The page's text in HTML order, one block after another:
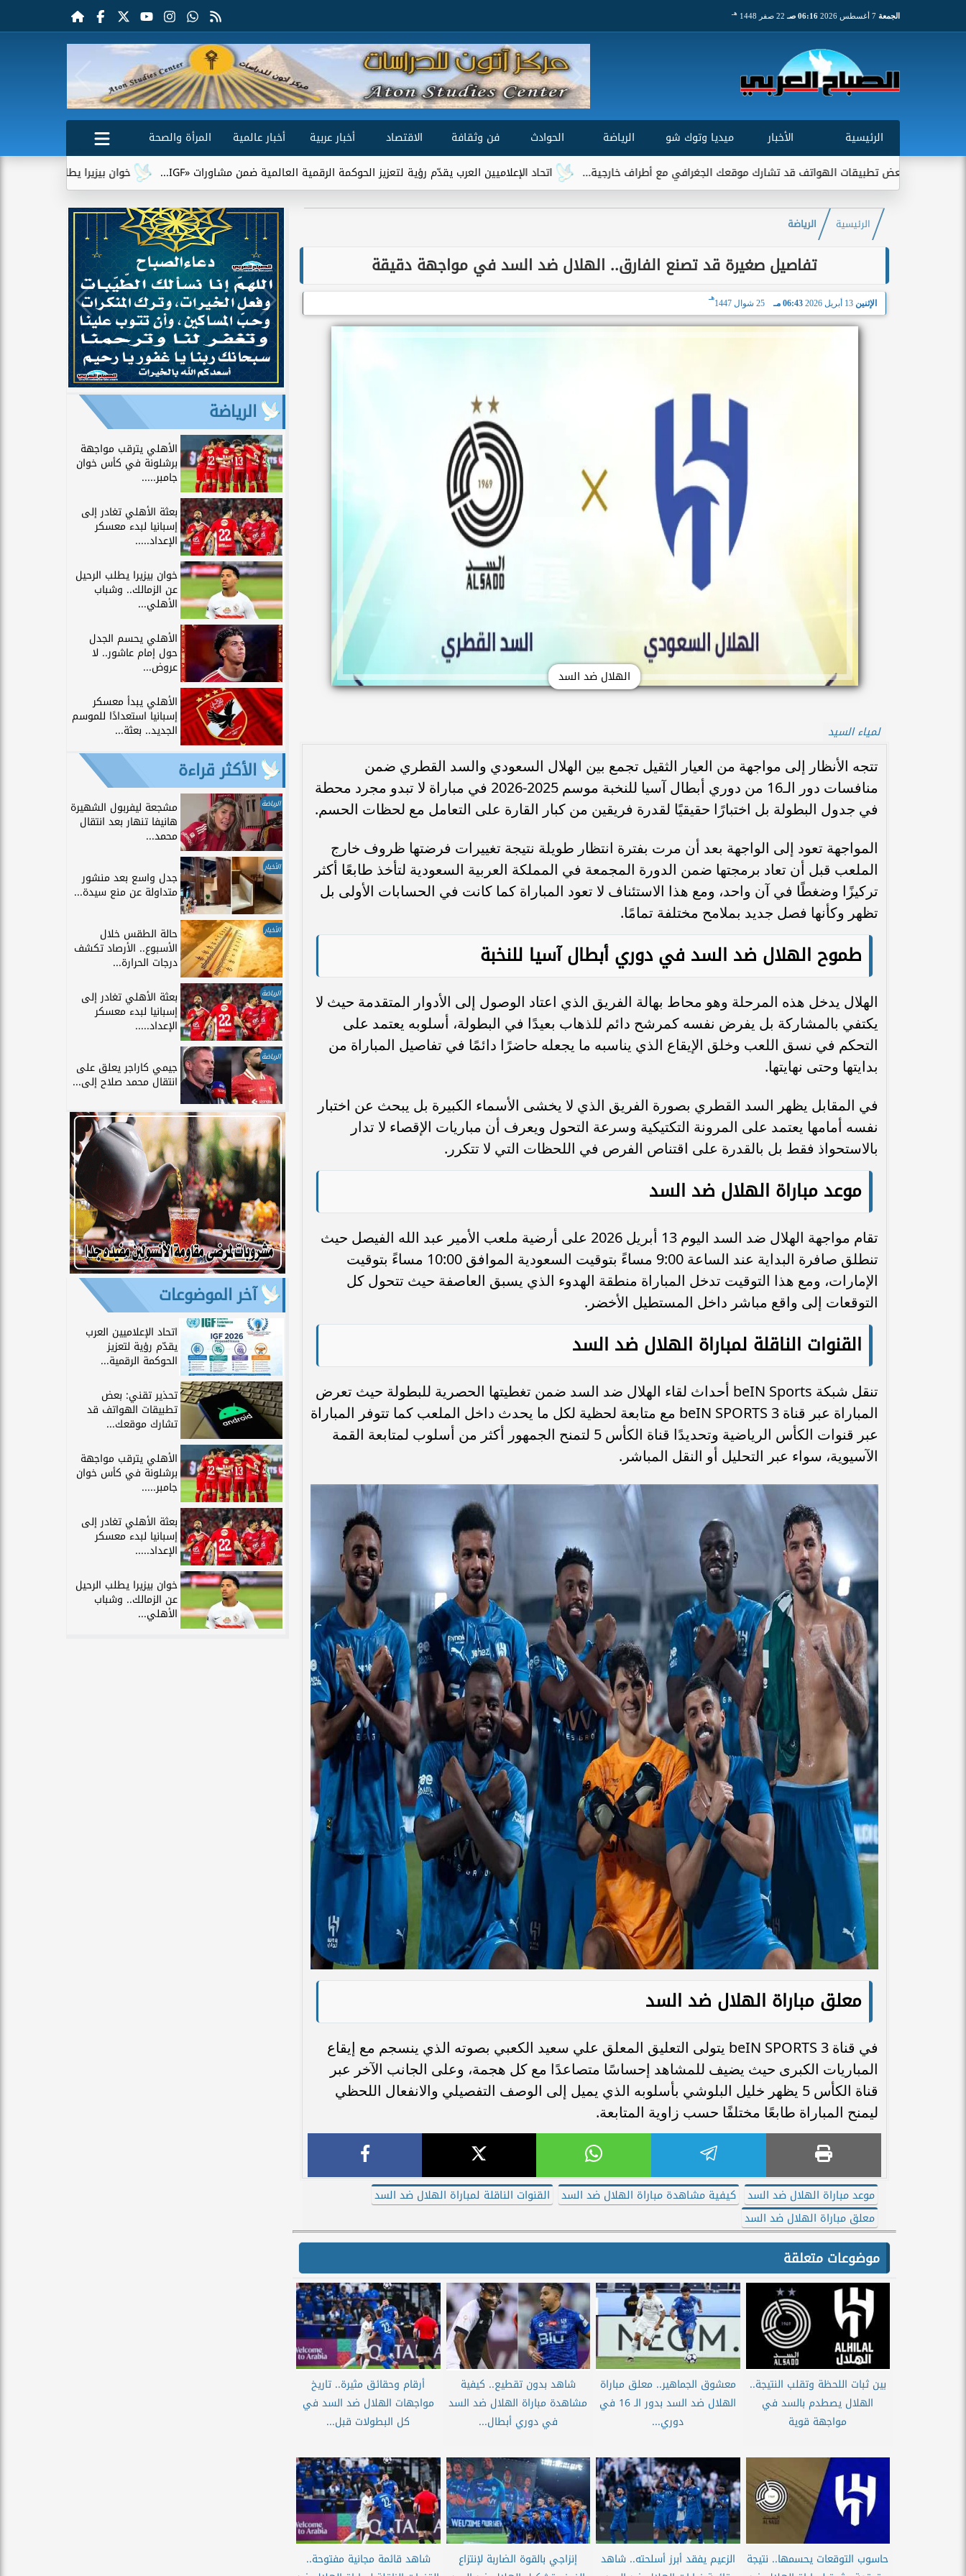
الجمعة 06:16 صـ 22 صفر 1448 هـ
الرئيسية الأخبار ميديا وتوك شو الرياضة الحوادث فن وثقافة الاقتصاد أخبار عربية أخبار عالمية
المرأة والصحة
خوان بيزيرا يطلب الرحيل عن الزمالك.. وشباب
اتحاد الإعلاميين العرب يقدّم رؤية لتعزيز الحوكمة الرقمية العالمية ضمن مشاورات «IGF... تطبيقات الهواتف قد تشارك موقعك الجغرافي مع أطراف خارجية...
الرئيسية الرياضة
تفاصيل صغيرة قد تصنع الفارق.. الهلال ضد السد في مواجهة دقيقة
الإثنين 13 أبريل 2026 06:43 مـ 25 شوال 1447
هـ
الهلال ضد السد
لمياء السيد
تتجه الأنظار إلى مواجهة من العيار الثقيل تجمع بين الهلال السعودي والسد القطري ضمن
منافسات دور الـ16 من دوري أبطال آسيا للنخبة موسم 2025-2026 في مباراة لا تبدو مجرد محطة
في جدول البطولة بل اختبارًا حقيقيًا لقدرة فريقين من كبار القارة على التعامل مع لحظات الحسم.
المواجهة تعود إلى الواجهة بعد أن مرت بفترة انتظار طويلة نتيجة تغييرات فرضتها ظروف خارج
الملعب قبل أن تعاد برمجتها ضمن الدورة المجمعة في المملكة العربية السعودية لتأخذ طابعًا أكثر
تركيزًا وضغطًا في آن واحد، ومع هذا الاستئناف لا تعود المباراة كما كانت في الحسابات الأولى بل
تظهر وكأنها فصل جديد بملامح مختلفة تمامًا.
طموح الهلال ضد السد في دوري أبطال آسيا للنخبة
الهلال يدخل هذه المرحلة وهو محاط بهالة الفريق الذي اعتاد الوصول إلى الأدوار المتقدمة حيث لا
يكتفي بالمشاركة بل يفرض نفسه كمرشح دائم للذهاب بعيدًا في البطولة، أسلوبه يعتمد على
التحكم في نسق اللعب وخلق الإيقاع الذي يناسبه ما يجعله حاضرًا دائمًا في تفاصيل المباراة من
بدايتها وحتى نهايتها.
في المقابل يظهر السد القطري بصورة الفريق الذي لا يخشى الأسماء الكبيرة بل يبحث عن اختبار
نفسه أمامها يعتمد على المرونة التكتيكية وسرعة التحول ويعرف أن مباريات الإقصاء لا تدار
بالاستحواذ فقط بل بالقدرة على اقتناص الفرص في اللحظات التي لا تتكرر.
موعد مباراة الهلال ضد السد
تقام مواجهة الهلال ضد السد اليوم 13 أبريل 2026 على أرضية ملعب الأمير عبد الله الفيصل حيث
تنطلق صافرة البداية عند الساعة 9:00 مساءً بتوقيت السعودية الموافق 10:00 مساءً بتوقيت
الإمارات، ومع هذا التوقيت تدخل المباراة منطقة الهدوء الذي يسبق العاصفة حيث تتحول كل
التوقعات إلى واقع مباشر داخل المستطيل الأخضر.
القنوات الناقلة لمباراة الهلال ضد السد
تنقل شبكة beIN Sports أحداث لقاء الهلال ضد السد ضمن تغطيتها الحصرية للبطولة حيث تعرض
المباراة عبر قناة beIN SPORTS 3 مع متابعة لحظية لكل ما يحدث داخل الملعب كما تتوفر المباراة
عبر قنوات الكأس الرياضية وتحديدًا قناة الكأس 5 لتمنح الجمهور أكثر من أسلوب لمتابعة القمة
الآسيوية، سواء عبر التحليل أو النقل المباشر.
معلق مباراة الهلال ضد السد
في قناة beIN SPORTS 3 يتولى التعليق المعلق علي سعيد الكعبي بصوته الذي ينسجم مع إيقاع
المباريات الكبرى حيث يضيف للمشاهد إحساسًا متصاعدًا مع كل هجمة، وعلى الجانب الآخر عبر
قناة الكأس 5 يظهر خليل البلوشي بأسلوبه الذي يميل إلى الوصف التفصيلي والانفعال اللحظي
ليمنح المباراة طابعًا مختلفًا حسب زاوية المتابعة.
موعد مباراة الهلال ضد السد كيفية مشاهدة مباراة الهلال ضد السد
القنوات الناقلة لمباراة الهلال ضد السد
معلق مباراة الهلال ضد السد
موضوعات متعلقة
بين ثبات اللحظة وتقلب النتيجة..
الهلال يصطدم بالسد في
مواجهة قوية
معشوق الجماهير.. معلق مباراة
الهلال ضد السد بدور الـ 16 في
دوري...
شاهد بدون تقطيع.. كيفية
مشاهدة مباراة الهلال ضد السد
في دوري أبطال...
أرقام وحقائق مثيرة.. تاريخ
مواجهات الهلال ضد السد في
كل البطولات قبل...
حاسوب التوقعات يحسمها.. نتيجة
الزعيم يفقد أبرز أسلحته.. شاهد
إنزاجي بالقوة الضاربة لإنتزاع
شاهد قائمة مجانية مفتوحة..
الرياضة
الأهلي يترقب مواجهة
برشلونة في كأس خوان
جامبر.....
بعثة الأهلي تغادر إلى
إسبانيا لبدء معسكر
الإعداد.....
خوان بيزيرا يطلب الرحيل
عن الزمالك.. وشباب
الأهلي...
الأهلي يحسم الجدل
حول إمام عاشور.. لا
عروض...
الأهلي يبدأ معسكر
إسبانيا استعدادًا للموسم
الجديد.. بعثة...
الأكثر قراءة
الرياضة مشجعة ليفربول الشهيرة
هانيفا تنهار بعد انتقال
محمد...
الأخبار
جدل واسع بعد منشور
متداولة عن منع سيدة...
الأخبار حالة الطقس خلال
الأسبوع.. الأرصاد تكشف
درجات الحرارة...
الرياضة بعثة الأهلي تغادر إلى
إسبانيا لبدء معسكر
الإعداد.....
الرياضة
جيمي كاراجر يعلق على
انتقال محمد صلاح إلى...
آخر الموضوعات
اتحاد الإعلاميين العرب
يقدّم رؤية لتعزيز
الحوكمة الرقمية...
تحذير تقني: بعض
تطبيقات الهواتف قد
تشارك موقعك...
الأهلي يترقب مواجهة
برشلونة في كأس خوان
جامبر.....
بعثة الأهلي تغادر إلى
إسبانيا لبدء معسكر
الإعداد.....
خوان بيزيرا يطلب الرحيل
عن الزمالك.. وشباب
الأهلي...